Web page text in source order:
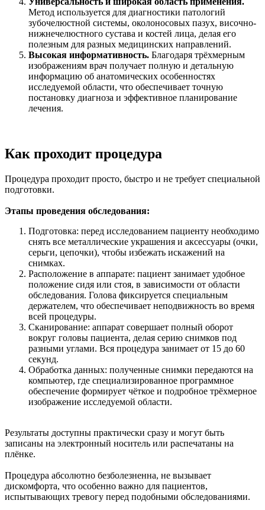
Метод используется для диагностики патологий
зубочелюстной системы, околоносовых пазух, височно-
нижнечелюстного сустава и костей лица, делая его
полезным для разных медицинских направлений.
Высокая информативность. Благодаря трёхмерным
изображениям врач получает полную и детальную
информацию об анатомических особенностях
исследуемой области, что обеспечивает точную
постановку диагноза и эффективное планирование
лечения.
Как проходит процедура
Процедура проходит просто, быстро и не требует специальной
подготовки.
Этапы проведения обследования:
Подготовка: перед исследованием пациенту необходимо
снять все металлические украшения и аксессуары (очки,
серьги, цепочки), чтобы избежать искажений на
снимках.
Расположение в аппарате: пациент занимает удобное
положение сидя или стоя, в зависимости от области
обследования. Голова фиксируется специальным
держателем, что обеспечивает неподвижность во время
всей процедуры.
Сканирование: аппарат совершает полный оборот
вокруг головы пациента, делая серию снимков под
разными углами. Вся процедура занимает от 15 до 60
секунд.
Обработка данных: полученные снимки передаются на
компьютер, где специализированное программное
обеспечение формирует чёткое и подробное трёхмерное
изображение исследуемой области.
Результаты доступны практически сразу и могут быть
записаны на электронный носитель или распечатаны на
плёнке.
Процедура абсолютно безболезненна, не вызывает
дискомфорта, что особенно важно для пациентов,
испытывающих тревогу перед подобными обследованиями.